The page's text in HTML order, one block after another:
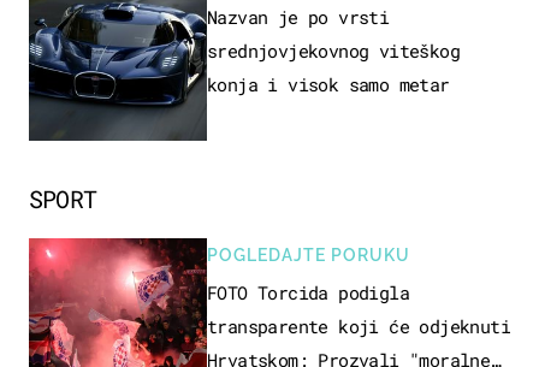
SPORT
POGLEDAJTE PORUKU
FOTO Torcida podigla
transparente koji će odjeknuti
Hrvatskom: Prozvali "moralne
Nazvan je po vrsti
srednjovjekovnog viteškog
konja i visok samo metar